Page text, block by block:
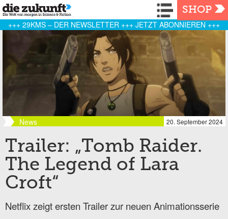
Navigation
SHOP
+++ 29KMS – DER NEWSLETTER +++ JETZT ABONNIEREN +++
News 20. September 2024
Trailer: „Tomb Raider.
The Legend of Lara
Croft“
Netflix zeigt ersten Trailer zur neuen Animationsserie